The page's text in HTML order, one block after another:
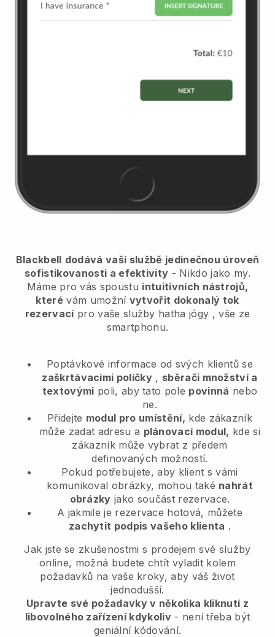
Blackbell dodává vaší službě jedinečnou úroveň
sofistikovanosti a efektivity - Nikdo jako my.
Máme pro vás spoustu intuitivních nástrojů,
které vám umožní vytvořit dokonalý tok
rezervací pro vaše služby hatha jógy , vše ze
smartphonu.
Poptávkové informace od svých klientů se
zaškrtávacími políčky , sběrači množství a
textovými poli, aby tato pole povinná nebo
ne.
Přidejte modul pro umístění, kde zákazník
může zadat adresu a plánovací modul, kde si
zákazník může vybrat z předem
definovaných možností.
Pokud potřebujete, aby klient s vámi
komunikoval obrázky, mohou také nahrát
obrázky jako součást rezervace.
A jakmile je rezervace hotová, můžete
zachytit podpis vašeho klienta .
Jak jste se zkušenostmi s prodejem své služby
online, možná budete chtít vyladit kolem
požadavků na vaše kroky, aby váš život
jednodušší.
Upravte své požadavky v několika kliknutí z
libovolného zařízení kdykoliv- není třeba být
geniální kódování.